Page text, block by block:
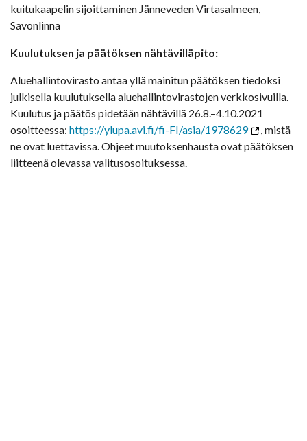
kuitukaapelin sijoittaminen Jänneveden Virtasalmeen,
Savonlinna
Kuulutuksen ja päätöksen nähtävilläpito:
Aluehallintovirasto antaa yllä mainitun päätöksen tiedoksi
julkisella kuulutuksella aluehallintovirastojen verkkosivuilla.
Kuulutus ja päätös pidetään nähtävillä 26.8.–4.10.2021
osoitteessa: https://ylupa.avi.fi/fi-FI/asia/1978629
, mistä
ne ovat luettavissa. Ohjeet muutoksenhausta ovat päätöksen
liitteenä olevassa valitusosoituksessa.